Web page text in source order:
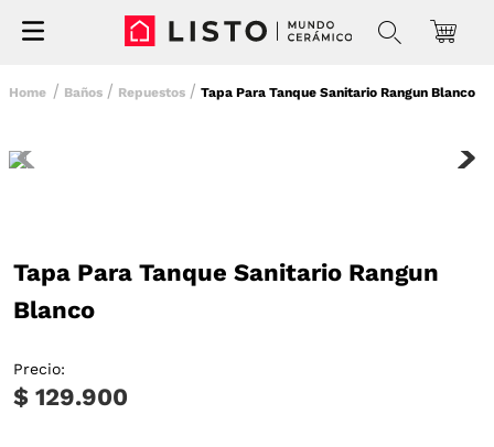
Baños Repuestos Tapa Para Tanque Sanitario Rangun Blanco
Tapa Para Tanque Sanitario Rangun
Blanco
Precio:
$ 129.900